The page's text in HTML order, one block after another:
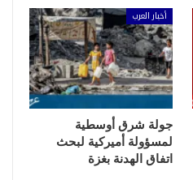
أخبار العرب
جولة شرق أوسطية
لمسؤولة أميركية لبحث
اتفاق الهدنة بغزة